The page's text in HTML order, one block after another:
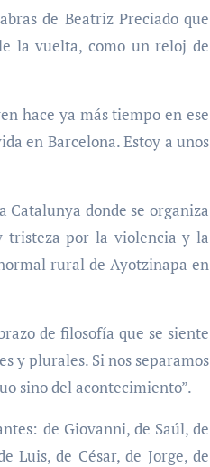
de Beatriz Preciado que
la vuelta, como un reloj de
hace ya más tiempo en ese
en Barcelona. Estoy a unos
Catalunya donde se organiza
tristeza por la violencia y la
rural de Ayotzinapa en
de filosofía que se siente
y plurales. Si nos separamos
sino del acontecimiento”.
de Giovanni, de Saúl, de
Luis, de César, de Jorge, de